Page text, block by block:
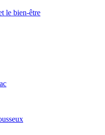
le bien-être